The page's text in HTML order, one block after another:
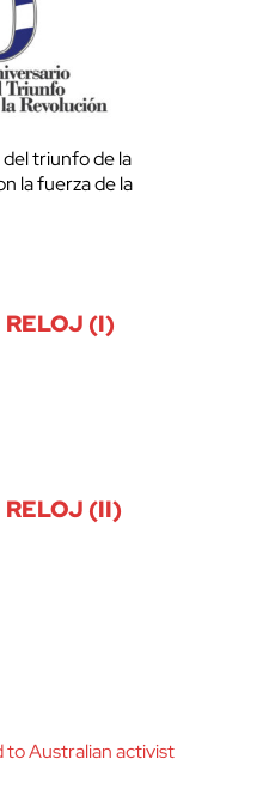
triunfo de la
la fuerza de la
RELOJ (I)
RELOJ (II)
to Australian activist